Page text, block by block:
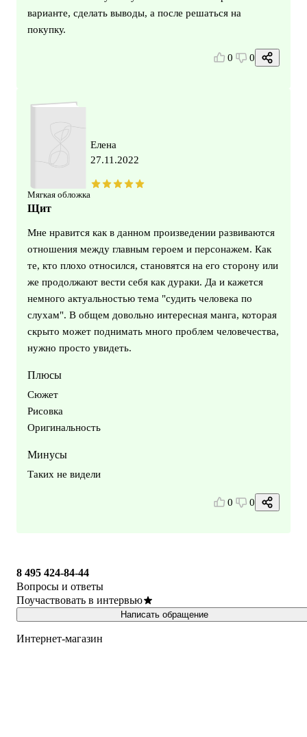
варианте, сделать выводы, а после решаться на
покупку.
0 0
Мягкая обложка
Елена
27.11.2022
Щит
Мне нравится как в данном произведении развиваются
отношения между главным героем и персонажем. Как
те, кто плохо относился, становятся на его сторону или
же продолжают вести себя как дураки. Да и кажется
немного актуальностью тема "судить человека по
слухам". В общем довольно интересная манга, которая
скрыто может поднимать много проблем человечества,
нужно просто увидеть.
Плюсы
Сюжет
Рисовка
Оригинальность
Минусы
Таких не видели
0 0
8 495 424-84-44
Вопросы и ответы
Поучаствовать в интервью
Написать обращение
Интернет-магазин